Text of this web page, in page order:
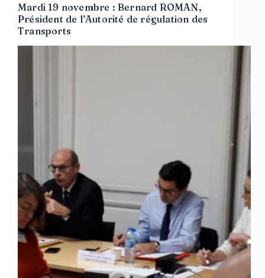
Mardi 19 novembre : Bernard ROMAN,
Président de l’Autorité de régulation des
Transports